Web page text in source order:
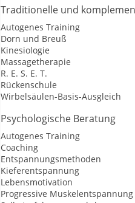
Traditionelle und
Autogenes Training
Dorn und Breuß
Kinesiologie
Massagetherapie
R. E. S. E. T.
Rückenschule
Wirbelsäulen-Basis-Ausgleich
Psychologische Beratung
Autogenes Training
Coaching
Entspannungsmethoden
Kieferentspannung
Lebensmotivation
Progressive Muskelentspannung